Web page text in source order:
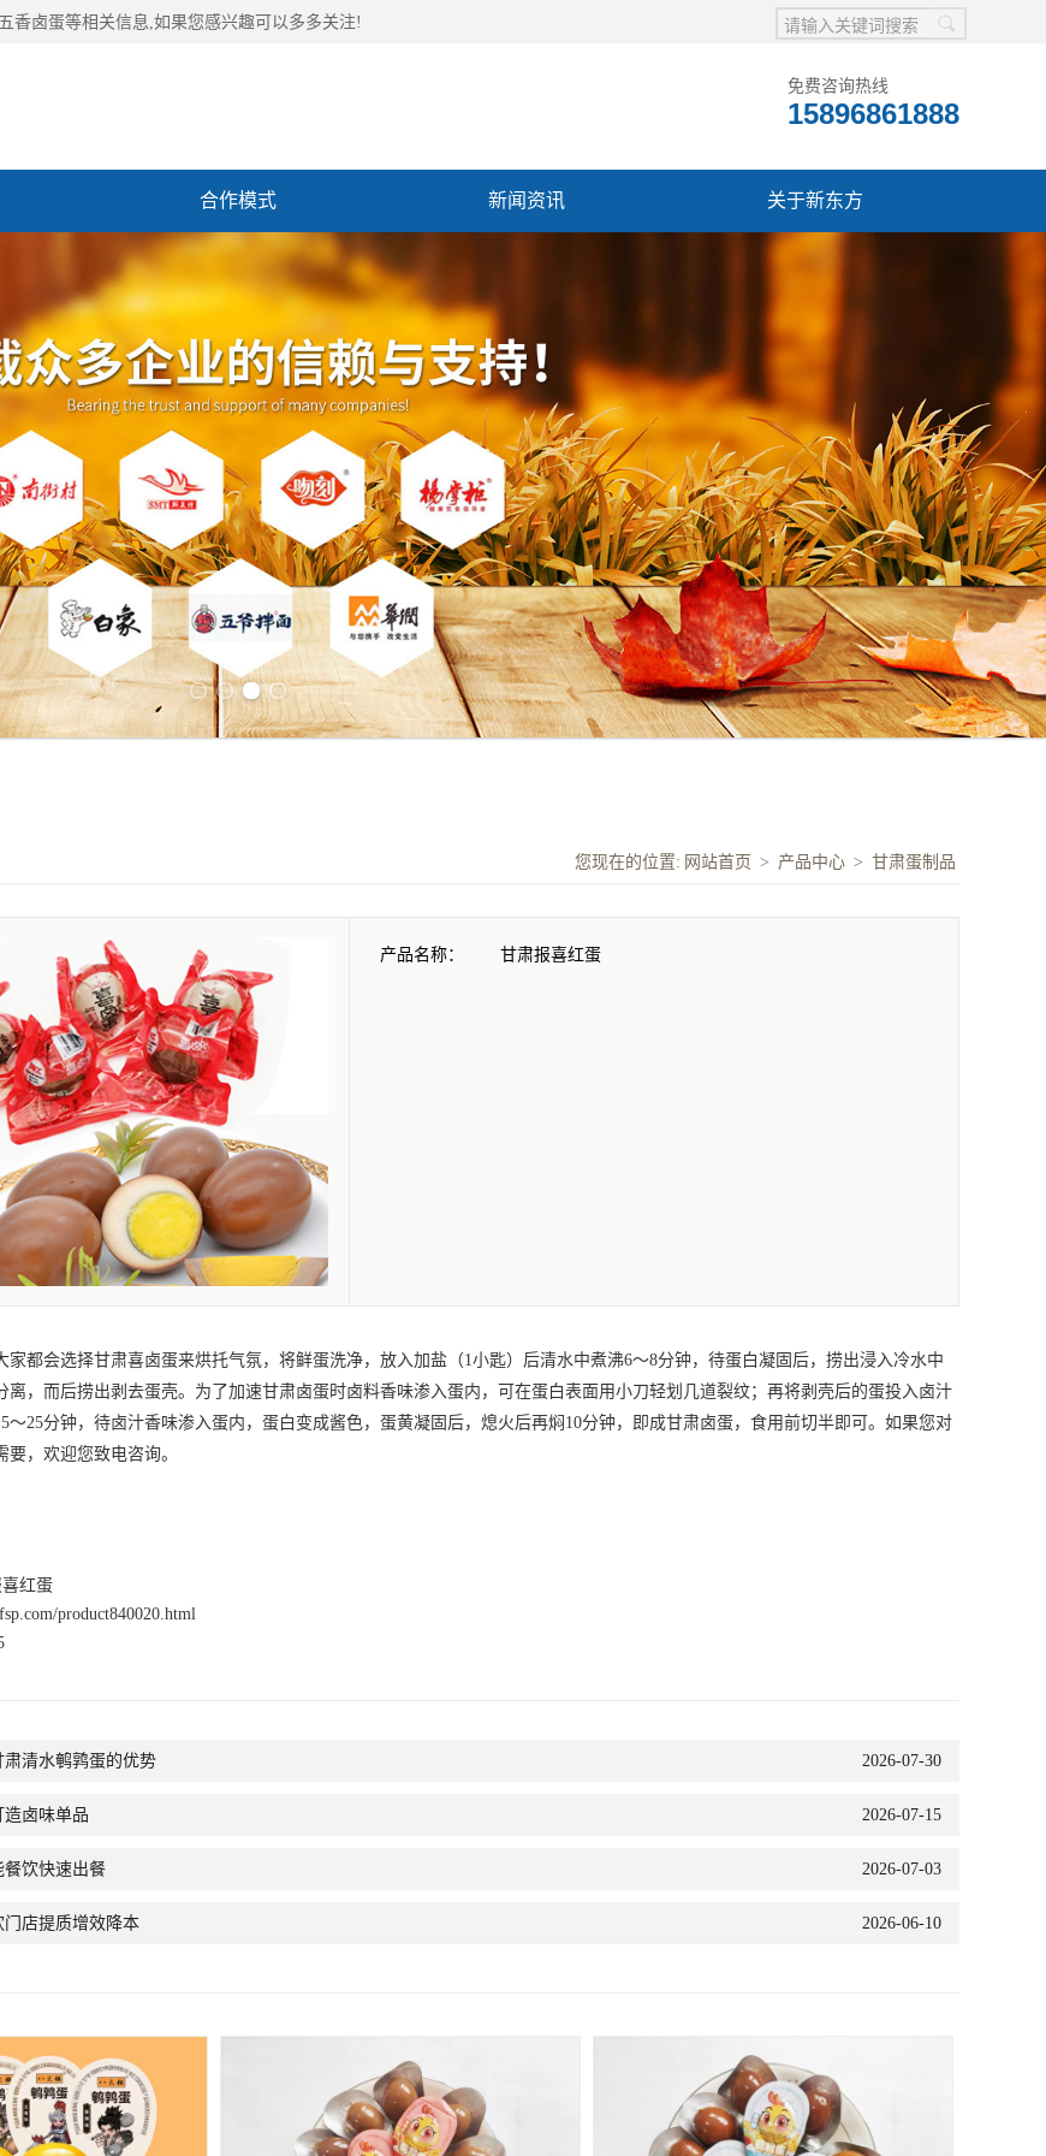
香卤蛋等相关信息,如果您感兴趣可以多多关注!
免费咨询热线
15896861888
合作模式 新闻资讯 关于新东方
您现在的位置: 网站首页 > 产品中心 > 甘肃蛋制品
产品名称： 甘肃报喜红蛋
都会选择甘肃喜卤蛋来烘托气氛，将鲜蛋洗净，放入加盐（1小匙）后清水中煮沸6～8分钟，待蛋白凝固后，捞出浸入冷水中
离，而后捞出剥去蛋壳。为了加速甘肃卤蛋时卤料香味渗入蛋内，可在蛋白表面用小刀轻划几道裂纹；再将剥壳后的蛋投入卤汁
～25分钟，待卤汁香味渗入蛋内，蛋白变成酱色，蛋黄凝固后，熄火后再焖10分钟，即成甘肃卤蛋，食用前切半即可。如果您对
，欢迎您致电咨询。
红蛋
product840020.html
2026-07-30
清水鹌鹑蛋的优势
2026-07-15
卤味单品
2026-07-03
饮快速出餐
2026-06-10
店提质增效降本